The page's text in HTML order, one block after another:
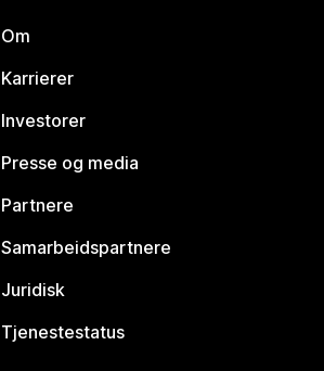
Om
Karrierer
Investorer
Presse og media
Partnere
Samarbeidspartnere
Juridisk
Tjenestestatus